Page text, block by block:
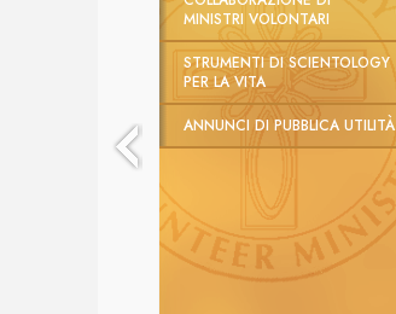
MINISTRI VOLONTARI
STRUMENTI DI SCIENTOLOGY
PER LA VITA
ANNUNCI DI PUBBLICA UTILITÀ